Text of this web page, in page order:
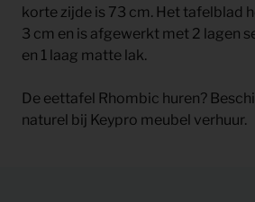
korte zijde is 73 cm. Het tafelblad
3 cm en is afgewerkt met 2 lagen
en 1 laag matte lak.
De eettafel Rhombic huren?
naturel bij Keypro meubel verhuur.